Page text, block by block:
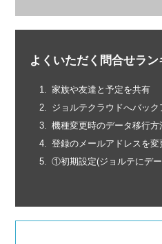
よくいただく問合せラン
家族や友達と予定を共有
ジョルテクラウドへバック
機種変更時のデータ移行方
登録のメールアドレスを変
①初期設定(ジョルテにデ